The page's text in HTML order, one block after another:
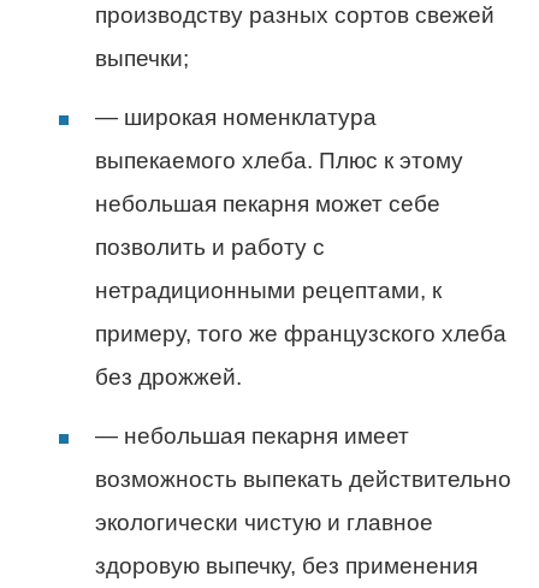
производству разных сортов свежей
выпечки;
— широкая номенклатура
выпекаемого хлеба. Плюс к этому
небольшая пекарня может себе
позволить и работу с
нетрадиционными рецептами, к
примеру, того же французского хлеба
без дрожжей.
— небольшая пекарня имеет
возможность выпекать действительно
экологически чистую и главное
здоровую выпечку, без применения